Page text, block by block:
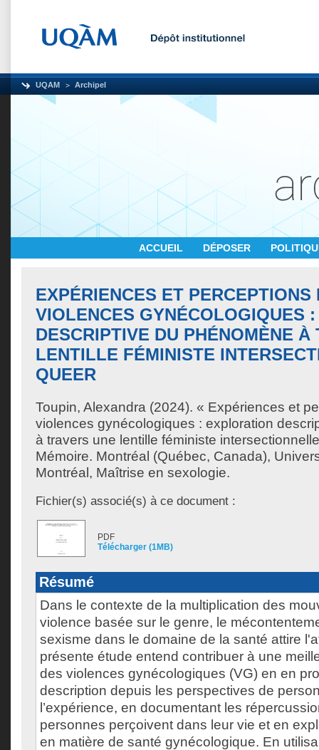
UQAM Archipel
ACCUEIL DÉPOSER
EXPÉRIENCES ET PERCEPTIONS
VIOLENCES GYNÉCOLOGIQUES
DESCRIPTIVE DU PHÉNOMÈNE À
LENTILLE FÉMINISTE
QUEER
Toupin, Alexandra (2024). « Expériences et
violences gynécologiques : exploration
à travers une lentille féministe
Mémoire. Montréal (Québec, Canada),
Montréal, Maîtrise en sexologie.
Fichier(s) associé(s) à ce document :
PDF
Télécharger (1MB)
Résumé
Dans le contexte de la multiplication des
violence basée sur le genre, le
sexisme dans le domaine de la santé attire
présente étude entend contribuer à une
des violences gynécologiques (VG) en en
description depuis les perspectives de
l’expérience, en documentant les
personnes perçoivent dans leur vie et en
en matière de santé gynécologique. En